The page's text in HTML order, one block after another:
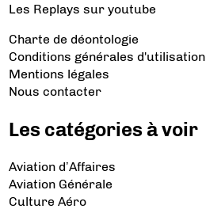
Les Replays sur youtube
Charte de déontologie
Conditions générales d'utilisation
Mentions légales
Nous contacter
Les catégories à voir
Aviation d’Affaires
Aviation Générale
Culture Aéro